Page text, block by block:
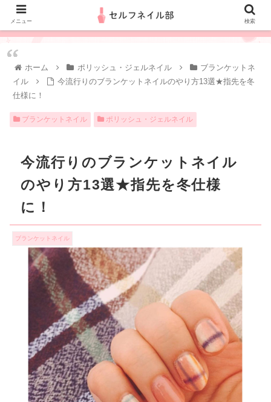
ホーム ポリッシュ・ジェルネイル
ブランケットネ
イル
今流行りのブランケットネイルのやり方13選★指先を冬
仕様に！
ブランケットネイル ポリッシュ・ジェルネイル
今流行りのブランケットネイル
のやり方13選★指先を冬仕様
に！
ブランケットネイル
メニュー 検索